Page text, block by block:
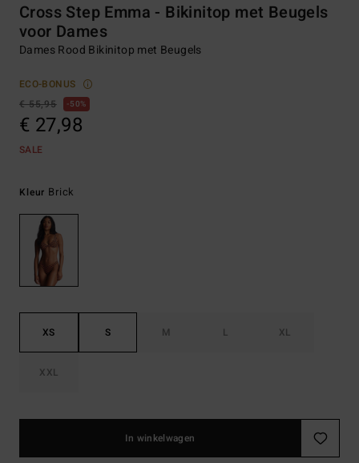
Cross Step Emma - Bikinitop met Beugels
voor Dames
Dames Rood Bikinitop met Beugels
ECO-BONUS
€ 55,95
50%
€ 27,98
SALE
Kleur Brick
XS S M L XL
XXL
In winkelwagen